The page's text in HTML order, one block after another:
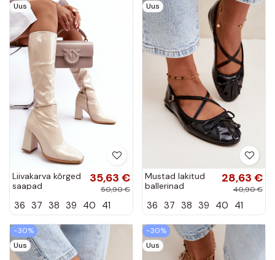
Uus
Liivakarva kõrged
saapad
lakiefektiga
35,63 €
50,90 €
36 37 38 39 40 41
Uus
Mustad lakitud
ballerinad
Kokardką
28,63 €
40,90 €
36 37 38 39 40 41
−30%
Uus
−30%
Uus